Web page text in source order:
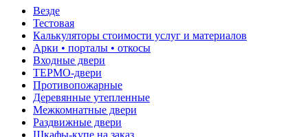
Везде
Тестовая
Калькуляторы стоимости услуг и материалов
Арки • порталы • откосы
Входные двери
ТЕРМО-двери
Противопожарные
Деревянные утепленные
Межкомнатные двери
Раздвижные двери
Шкафы-купе на заказ